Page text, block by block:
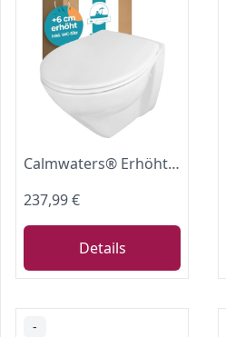
Calmwaters® Erhöhtes Wand WC spülrandlos Modern Plus mit Toilettendeckel, +6 cm Erhöhung, erhöhte Toilette inkl. abnehmbarem WC Sitz mit Absenkautomatik und Fast-Fix, Komfort Tiefspüler, Weiß
237,99 €
Details
-